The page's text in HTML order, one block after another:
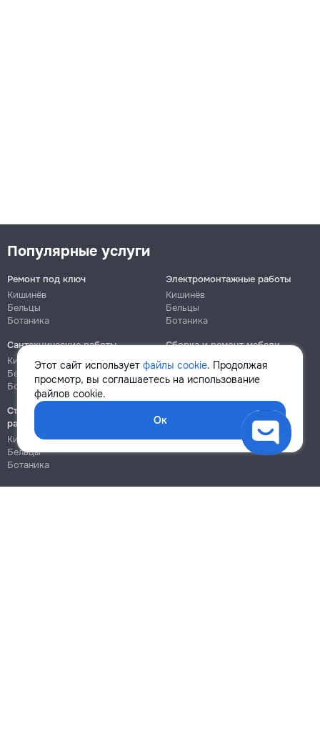
Этот сайт использует файлы cookie. Продолжая
просмотр, вы соглашаетесь на использование
файлов cookie.
Ок
Популярные услуги
Ремонт под ключ
Кишинёв
Бельцы
Ботаника
Электромонтажные работы
Кишинёв
Бельцы
Ботаника
Сантехнические работы
Кишинёв
Бельцы
Ботаника
Сборка и ремонт мебели
Кишинёв
Ботаника
Строительно-монтажные
работы
Кишинёв
Бельцы
Ботаника